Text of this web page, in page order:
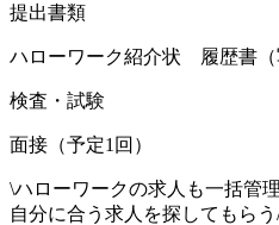
提出書類
ハローワーク紹介状 履歴書（
検査・試験
面接（予定1回）
\ハローワークの求人も一括管理
自分に合う求人を探してもらう